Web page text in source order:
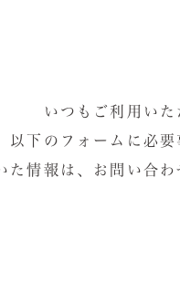
いつもご利用い
以下のフォームに必
た情報は、お問い合